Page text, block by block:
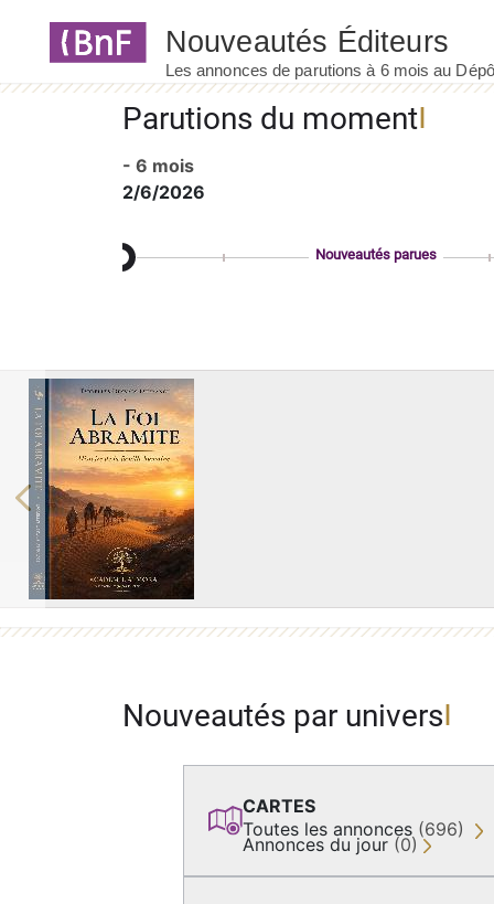
Parutions du moment
- 6 mois
2/6/2026
Nouveautés parues
Previous
Nouveautés par univers
CARTES
Toutes les annonces (696)
Annonces du jour (0)